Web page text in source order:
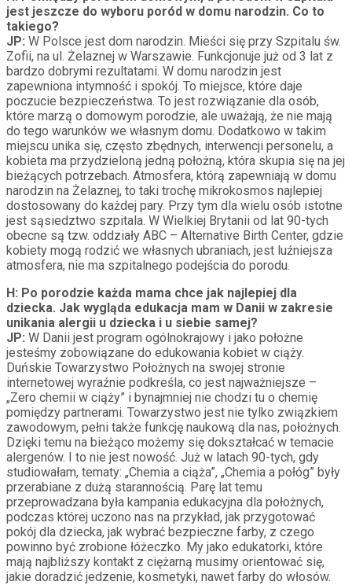
jest jeszcze do wyboru poród w domu narodzin. Co to
takiego?
JP: W Polsce jest dom narodzin. Mieści się przy Szpitalu św.
Zofii, na ul. Żelaznej w Warszawie. Funkcjonuje już od 3 lat z
bardzo dobrymi rezultatami. W domu narodzin jest
zapewniona intymność i spokój. To miejsce, które daje
poczucie bezpieczeństwa. To jest rozwiązanie dla osób,
które marzą o domowym porodzie, ale uważają, że nie mają
do tego warunków we własnym domu. Dodatkowo w takim
miejscu unika się, często zbędnych, interwencji personelu, a
kobieta ma przydzieloną jedną położną, która skupia się na jej
bieżących potrzebach. Atmosfera, którą zapewniają w domu
narodzin na Żelaznej, to taki trochę mikrokosmos najlepiej
dostosowany do każdej pary. Przy tym dla wielu osób istotne
jest sąsiedztwo szpitala. W Wielkiej Brytanii od lat 90-tych
obecne są tzw. oddziały ABC – Alternative Birth Center, gdzie
kobiety mogą rodzić we własnych ubraniach, jest luźniejsza
atmosfera, nie ma szpitalnego podejścia do porodu.
H: Po porodzie każda mama chce jak najlepiej dla
dziecka. Jak wygląda edukacja mam w Danii w zakresie
unikania alergii u dziecka i u siebie samej?
JP: W Danii jest program ogólnokrajowy i jako położne
jesteśmy zobowiązane do edukowania kobiet w ciąży.
Duńskie Towarzystwo Położnych na swojej stronie
internetowej wyraźnie podkreśla, co jest najważniejsze –
„Zero chemii w ciąży” i bynajmniej nie chodzi tu o chemię
pomiędzy partnerami. Towarzystwo jest nie tylko związkiem
zawodowym, pełni także funkcję naukową dla nas, położnych.
Dzięki temu na bieżąco możemy się dokształcać w temacie
alergenów. I to nie jest nowość. Już w latach 90-tych, gdy
studiowałam, tematy: „Chemia a ciąża”, „Chemia a połóg” były
przerabiane z dużą starannością. Parę lat temu
przeprowadzana była kampania edukacyjna dla położnych,
podczas której uczono nas na przykład, jak przygotować
pokój dla dziecka, jak wybrać bezpieczne farby, z czego
powinno być zrobione łóżeczko. My jako edukatorki, które
mają najbliższy kontakt z ciężarną musimy orientować się,
jakie doradzić jedzenie, kosmetyki, nawet farby do włosów.